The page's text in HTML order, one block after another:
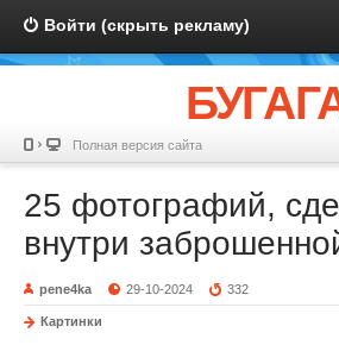
Войти (скрыть рекламу)
Полная версия сайта
25 фотографий,
внутри
pene4ka 29-10-2024 332
Картинки